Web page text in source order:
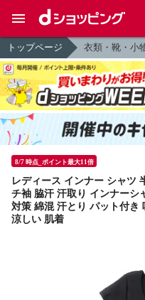
トップページ 衣類・靴・小
8/7 時点_ポイント最大11倍
レディース インナー シャツ
チ袖 脇汗 汗取り インナーシ
対策 綿混 汗とり パット付き
涼しい 肌着